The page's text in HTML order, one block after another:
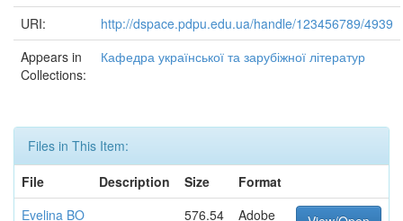
URI:
http://dspace.pdpu.edu.ua/handle/123456789/4939
Appears in
Collections:
Кафедра української та зарубіжної літератур
Files in This Item:
File
Description Size
Format
Evelina BO
576.54
Adobe